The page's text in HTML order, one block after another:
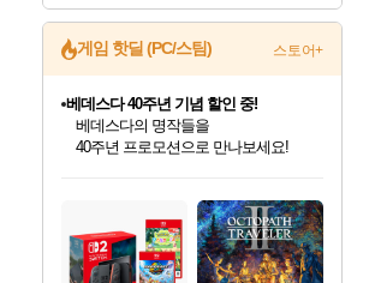
게임 핫딜 (PC/스팀) 스토어+
최대 90% 할인가를 만나보세요!
네이버혜택과 함께 만나보세요!
50%할인&추가 적립까지!
이니&베니 혜택까지!
네이버 혜택가와 함께 예약하세요!
할인&네이버혜택으로 만나보세요!
네이버페이 혜택과 만나보세요!
40주년 프로모션으로 만나보세요!
마블 투혼 파이팅 소울즈 예약 판매 중!
마블 히어로 총 출동&화려한 격투!
네이버 포인트 혜택까지!
할인가에 만나보세요!
일부 에디션 상시 할인!
혜택으로 예약 판매 중
편안하게 충전하세요